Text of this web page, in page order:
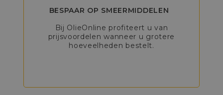
BESPAAR OP SMEERMIDDELEN
Bij OlieOnline profiteert u van
prijsvoordelen wanneer u grotere
hoeveelheden bestelt.